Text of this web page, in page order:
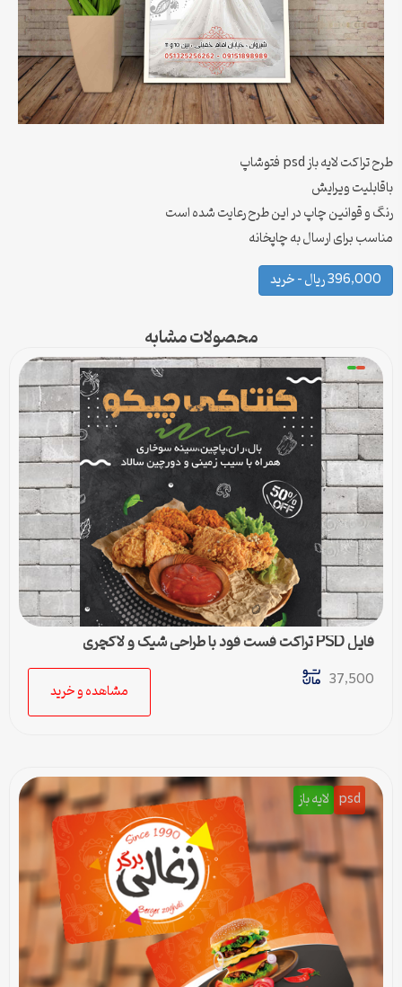
طرح تراکت لایه باز psd فتوشاپ
باقابلیت ویرایش
رنگ و قوانین چاپ در این طرح رعایت شده است
مناسب برای ارسال به چاپخانه
396,000 ریال – خرید
محصولات مشابه
فایل PSD تراکت فست فود با طراحی شیک و لاکچری
37,500
مشاهده و خرید
psd لایه باز